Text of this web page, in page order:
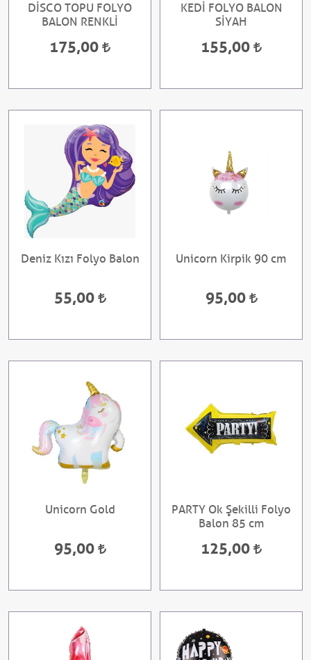
DİSCO TOPU FOLYO
BALON RENKLİ
175,00
KEDİ FOLYO BALON
SİYAH
155,00
Deniz Kızı Folyo Balon
55,00
Unicorn Kirpik 90 cm
95,00
Unicorn Gold
95,00
PARTY Ok Şekilli Folyo
Balon 85 cm
125,00